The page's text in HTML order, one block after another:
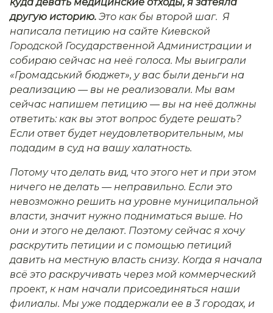
другую историю. Это как бы второй шаг. Я
написала петицию на сайте Киевской
Городской Государственной Администрации и
собираю сейчас на неё голоса. Мы выиграли
«Громадський бюджет», у вас были деньги на
реализацию — вы не реализовали. Мы вам
сейчас напишем петицию — вы на неё должны
ответить: как вы этот вопрос будете решать?
Если ответ будет неудовлетворительным, мы
подадим в суд на вашу халатность.
Потому что делать вид, что этого нет и при этом
ничего не делать — неправильно. Если это
невозможно решить на уровне муниципальной
власти, значит нужно подниматься выше. Но
они и этого не делают. Поэтому сейчас я хочу
раскрутить петиции и с помощью петиций
давить на местную власть снизу. Когда я начала
всё это раскручивать через мой коммерческий
проект, к нам начали присоединяться наши
филиалы. Мы уже поддержали ее в 3 городах, и